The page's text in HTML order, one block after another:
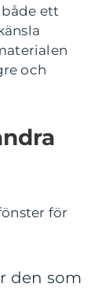
ett
och
för
den som